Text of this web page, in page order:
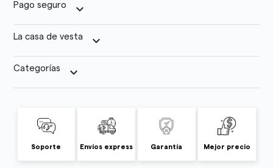
Pago seguro keyboard_arrow_down
La casa de vesta keyboard_arrow_down
Categorías keyboard_arrow_down
Soporte Envíos express Garantía Mejor precio